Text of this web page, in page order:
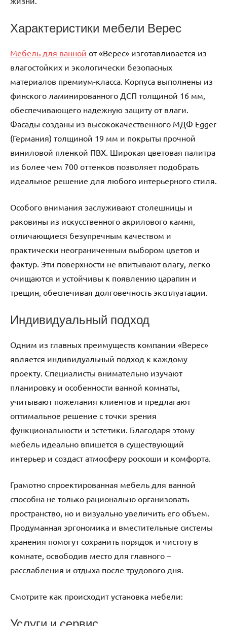
Характеристики мебели Верес
Мебель для ванной от «Верес» изготавливается из
влагостойких и экологически безопасных
материалов премиум-класса. Корпуса выполнены из
финского ламинированного ДСП толщиной 16 мм,
обеспечивающего надежную защиту от влаги.
Фасады созданы из высококачественного МДФ Egger
(Германия) толщиной 19 мм и покрыты прочной
виниловой пленкой ПВХ. Широкая цветовая палитра
из более чем 700 оттенков позволяет подобрать
идеальное решение для любого интерьерного стиля.
Особого внимания заслуживают столешницы и
раковины из искусственного акрилового камня,
отличающиеся безупречным качеством и
практически неограниченным выбором цветов и
фактур. Эти поверхности не впитывают влагу, легко
очищаются и устойчивы к появлению царапин и
трещин, обеспечивая долговечность эксплуатации.
Индивидуальный подход
Одним из главных преимуществ компании «Верес»
является индивидуальный подход к каждому
проекту. Специалисты внимательно изучают
планировку и особенности ванной комнаты,
учитывают пожелания клиентов и предлагают
оптимальное решение с точки зрения
функциональности и эстетики. Благодаря этому
мебель идеально впишется в существующий
интерьер и создаст атмосферу роскоши и комфорта.
Грамотно спроектированная мебель для ванной
способна не только рационально организовать
пространство, но и визуально увеличить его объем.
Продуманная эргономика и вместительные системы
хранения помогут сохранить порядок и чистоту в
комнате, освободив место для главного –
расслабления и отдыха после трудового дня.
Смотрите как происходит установка мебели: